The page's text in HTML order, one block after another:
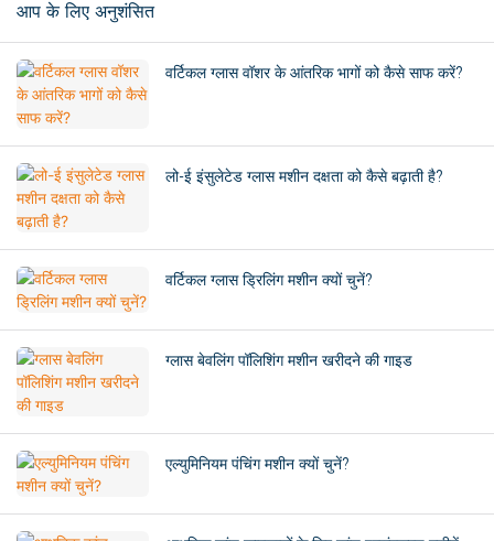
आप के लिए अनुशंसित
वर्टिकल ग्लास वॉशर के आंतरिक भागों को कैसे साफ करें?
लो-ई इंसुलेटेड ग्लास मशीन दक्षता को कैसे बढ़ाती है?
वर्टिकल ग्लास ड्रिलिंग मशीन क्यों चुनें?
ग्लास बेवलिंग पॉलिशिंग मशीन खरीदने की गाइड
एल्युमिनियम पंचिंग मशीन क्यों चुनें?